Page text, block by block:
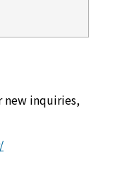
new inquiries,